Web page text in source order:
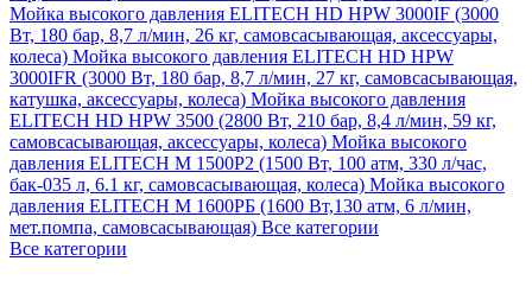
Мойка высокого давления ELITECH HD HPW 3000IF (3000
Вт, 180 бар, 8,7 л/мин, 26 кг, самовсасывающая, аксессуары,
колеса) Мойка высокого давления ELITECH HD HPW
3000IFR (3000 Вт, 180 бар, 8,7 л/мин, 27 кг, самовсасывающая,
катушка, аксессуары, колеса) Мойка высокого давления
ELITECH HD HPW 3500 (2800 Вт, 210 бар, 8,4 л/мин, 59 кг,
самовсасывающая, аксессуары, колеса) Мойка высокого
давления ELITECH M 1500P2 (1500 Вт, 100 атм, 330 л/час,
бак-035 л, 6.1 кг, самовсасывающая, колеса) Мойка высокого
давления ELITECH М 1600РБ (1600 Вт,130 атм, 6 л/мин,
мет.помпа, самовсасывающая) Все категории
Все категории